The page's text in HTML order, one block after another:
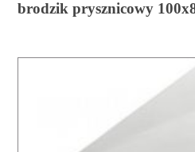
brodzik prysznicowy